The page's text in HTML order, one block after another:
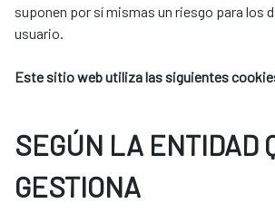
suponen por sí mismas un riesgo para los
usuario.
Este sitio web utiliza las siguientes
SEGÚN LA ENTIDAD
GESTIONA